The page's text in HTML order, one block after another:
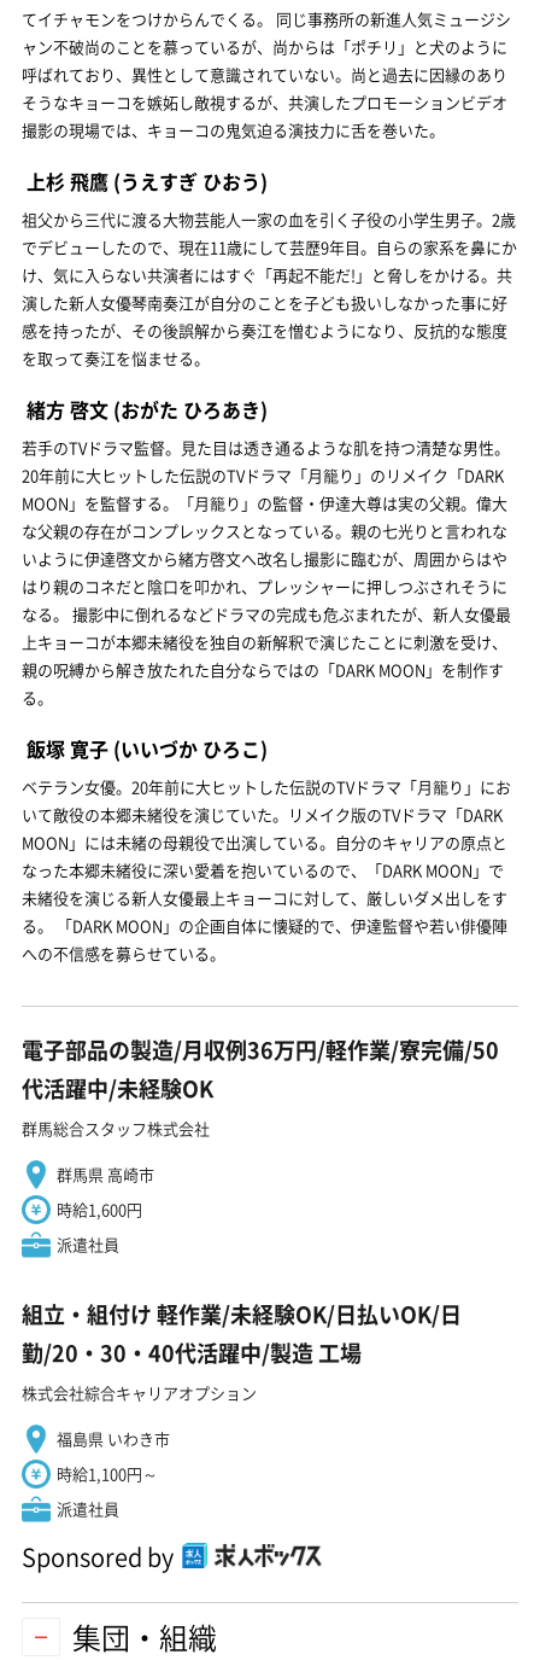
てイチャモンをつけからんでくる。 同じ事務所の新進人気ミュージシ
ャン不破尚のことを慕っているが、尚からは「ポチリ」と犬のように
呼ばれており、異性として意識されていない。尚と過去に因縁のあり
そうなキョーコを嫉妬し敵視するが、共演したプロモーションビデオ
撮影の現場では、キョーコの鬼気迫る演技力に舌を巻いた。
上杉 飛鷹 (うえすぎ ひおう)
祖父から三代に渡る大物芸能人一家の血を引く子役の小学生男子。2歳
でデビューしたので、現在11歳にして芸歴9年目。自らの家系を鼻にか
け、気に入らない共演者にはすぐ「再起不能だ!」と脅しをかける。共
演した新人女優琴南奏江が自分のことを子ども扱いしなかった事に好
感を持ったが、その後誤解から奏江を憎むようになり、反抗的な態度
を取って奏江を悩ませる。
緒方 啓文 (おがた ひろあき)
若手のTVドラマ監督。見た目は透き通るような肌を持つ清楚な男性。
20年前に大ヒットした伝説のTVドラマ「月籠り」のリメイク「DARK
MOON」を監督する。「月籠り」の監督・伊達大尊は実の父親。偉大
な父親の存在がコンプレックスとなっている。親の七光りと言われな
いように伊達啓文から緒方啓文へ改名し撮影に臨むが、周囲からはや
はり親のコネだと陰口を叩かれ、プレッシャーに押しつぶされそうに
なる。 撮影中に倒れるなどドラマの完成も危ぶまれたが、新人女優最
上キョーコが本郷未緒役を独自の新解釈で演じたことに刺激を受け、
親の呪縛から解き放たれた自分ならではの「DARK MOON」を制作す
る。
飯塚 寛子 (いいづか ひろこ)
ベテラン女優。20年前に大ヒットした伝説のTVドラマ「月籠り」にお
いて敵役の本郷未緒役を演じていた。リメイク版のTVドラマ「DARK
MOON」には未緒の母親役で出演している。自分のキャリアの原点と
なった本郷未緒役に深い愛着を抱いているので、「DARK MOON」で
未緒役を演じる新人女優最上キョーコに対して、厳しいダメ出しをす
る。 「DARK MOON」の企画自体に懐疑的で、伊達監督や若い俳優陣
への不信感を募らせている。
電子部品の製造/月収例36万円/軽作業/寮完備/50
代活躍中/未経験OK
群馬総合スタッフ株式会社
群馬県 高崎市
時給1,600円
派遣社員
組立・組付け 軽作業/未経験OK/日払いOK/日
勤/20・30・40代活躍中/製造 工場
株式会社綜合キャリアオプション
福島県 いわき市
時給1,100円～
派遣社員
Sponsored by
集団・組織